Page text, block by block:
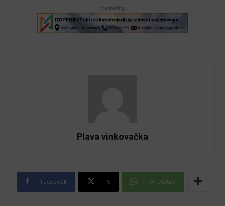
-Marketing-
Plava vinkovačka
Facebook X WhatsApp